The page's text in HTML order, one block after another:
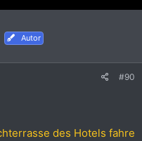
Autor
#90
des Hotels fahre